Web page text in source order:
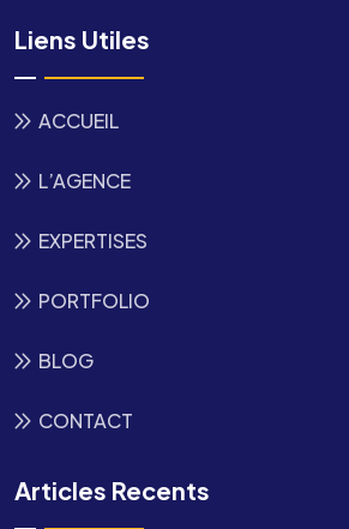
Liens Utiles
ACCUEIL
L’AGENCE
EXPERTISES
PORTFOLIO
BLOG
CONTACT
Articles Recents